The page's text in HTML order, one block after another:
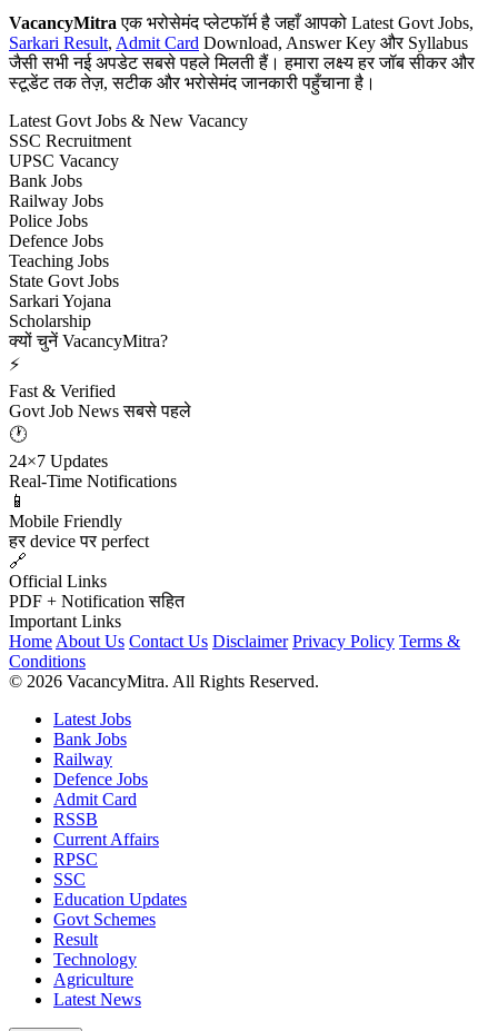
VacancyMitra एक भरोसेमंद प्लेटफॉर्म है जहाँ आपको Latest Govt Jobs,
Sarkari Result, Admit Card Download, Answer Key और Syllabus
जैसी सभी नई अपडेट सबसे पहले मिलती हैं। हमारा लक्ष्य हर जॉब सीकर और
स्टूडेंट तक तेज़, सटीक और भरोसेमंद जानकारी पहुँचाना है।
Latest Govt Jobs & New Vacancy
SSC Recruitment
UPSC Vacancy
Bank Jobs
Railway Jobs
Police Jobs
Defence Jobs
Teaching Jobs
State Govt Jobs
Sarkari Yojana
Scholarship
क्यों चुनें VacancyMitra?
⚡
Fast & Verified
Govt Job News सबसे पहले
🕐
24×7 Updates
Real-Time Notifications
📱
Mobile Friendly
हर device पर perfect
🔗
Official Links
PDF + Notification सहित
Important Links
Home About Us Contact Us Disclaimer Privacy Policy Terms &
Conditions
© 2026 VacancyMitra. All Rights Reserved.
Latest Jobs
Bank Jobs
Railway
Defence Jobs
Admit Card
RSSB
Current Affairs
RPSC
SSC
Education Updates
Govt Schemes
Result
Technology
Agriculture
Latest News